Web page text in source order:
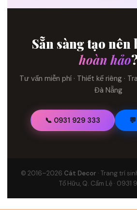
Sẵn sàng tạo
hoàn hảo
Tư vấn miễn phí · Thiết kế riêng ·
Đà Nẵng
📞 0931 929 333
© 2016–2026 Cát Decor · Trang trí
Tố Hữu, Q. Cẩm Lệ · 0931